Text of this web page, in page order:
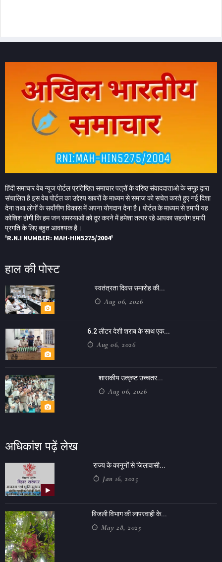
हिंदी समाचार वेब न्यूज पोर्टल प्रतिष्ठित समाचार पत्रों के वरिष्ठ संवाददाताओ के समूह द्वारा
संचालित है इस वेब पोर्टल का उद्देश्य खबरों के माध्यम से समाज को सचेत करते हुए नई दिशा
देना तथा लोगों के सर्वांगीण विकास में अपना योगदान देना है। पोर्टल के माध्यम से हमारी यह
कोशिश होगी कि हम जन समस्याओं को दूर करने में हमेशा तत्पर रहे आपका सहयोग हमारी
प्रगति के लिए बहुत आवश्यक है।
'R.N.I NUMBER: MAH-HIN5275/2004'
हाल की पोस्ट
स्वतंत्रता दिवस समारोह की...
Aug 06, 2026
6.2 लीटर देशी शराब के साथ एक...
Aug 06, 2026
शासकीय उत्कृष्ट उच्चतर...
Aug 06, 2026
अधिकांश पढ़ें लेख
राज्य के कानूनों से जिलावासी...
Jan 16, 2025
बिजली विभाग की लापरवाही के...
May 28, 2025